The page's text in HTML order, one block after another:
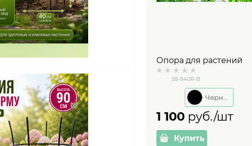
Опора для растений
разборная
металлическая 58-940R
высота 90 см
58-940R-B
1 100 руб./шт
Купить